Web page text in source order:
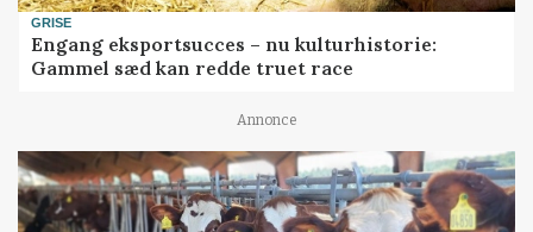
GRISE
Engang eksportsucces – nu kulturhistorie:
Gammel sæd kan redde truet race
Annonce